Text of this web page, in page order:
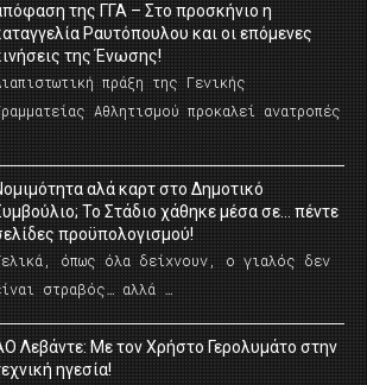
της ΓΓΑ – Στο προσκήνιο η
Ραυτόπουλου και οι επόμενες
της Ένωσης!
πράξη της Γενικής
Αθλητισμού προκαλεί ανατροπές
αλά καρτ στο Δημοτικό
Το Στάδιο χάθηκε μέσα σε… πέντε
προϋπολογισμού!
όπως όλα δείχνουν, ο γιαλός δεν
στραβός… αλλά …
Λεβάντε: Με τον Χρήστο Γερολυμάτο στην
ηγεσία!